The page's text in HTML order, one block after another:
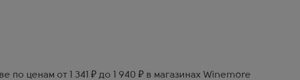
по ценам от 1 341 ₽ до 1 940 ₽ в магазинах Winemore